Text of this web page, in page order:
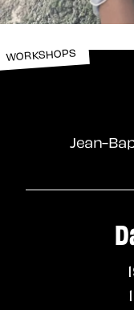
WORKSHOPS
Jean-